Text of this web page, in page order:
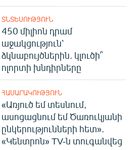
ՏՆՏԵՍՈՒԹՅՈՒՆ
450 միլիոն դրամ
աջակցություն՝
ձկնաբույծներին. կլուծի՞
ոլորտի խնդիրները
ՀԱՍԱՐԱԿՈՒԹՅՈՒՆ
«Առյուծ եմ տեսնում,
ասոցացնում եմ Ծառուկյանի
ընկերությունների հետ».
«Կենտրոն» TV-ն տուգանվեց